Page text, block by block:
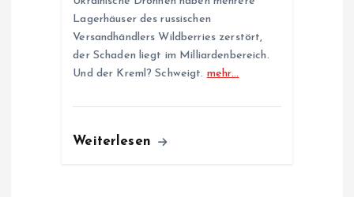
Lagerhäuser des russischen
Versandhändlers Wildberries zerstört,
der Schaden liegt im Milliardenbereich.
Und der Kreml? Schweigt. mehr…
Weiterlesen